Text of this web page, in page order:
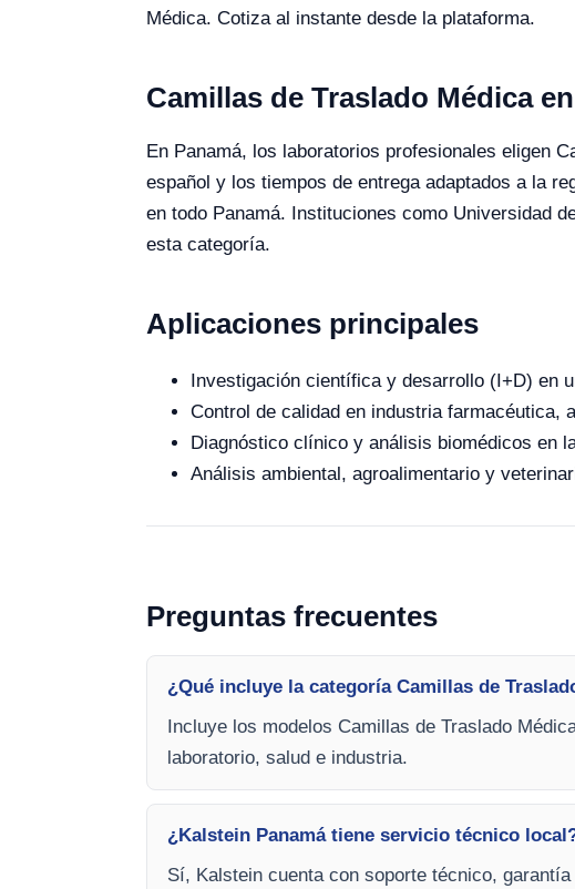
Médica. Cotiza al instante desde la plataforma.
Camillas de Traslado Médica
En Panamá, los laboratorios profesionales eligen
español y los tiempos de entrega adaptados a la
en todo Panamá. Instituciones como Universidad
esta categoría.
Aplicaciones principales
Investigación científica y desarrollo (I+D) en
Control de calidad en industria farmacéutica,
Diagnóstico clínico y análisis biomédicos en
Análisis ambiental, agroalimentario y
Preguntas frecuentes
¿Qué incluye la categoría Camillas de
Incluye los modelos Camillas de Traslado
laboratorio, salud e industria.
¿Kalstein Panamá tiene servicio técnico
Sí, Kalstein cuenta con soporte técnico,